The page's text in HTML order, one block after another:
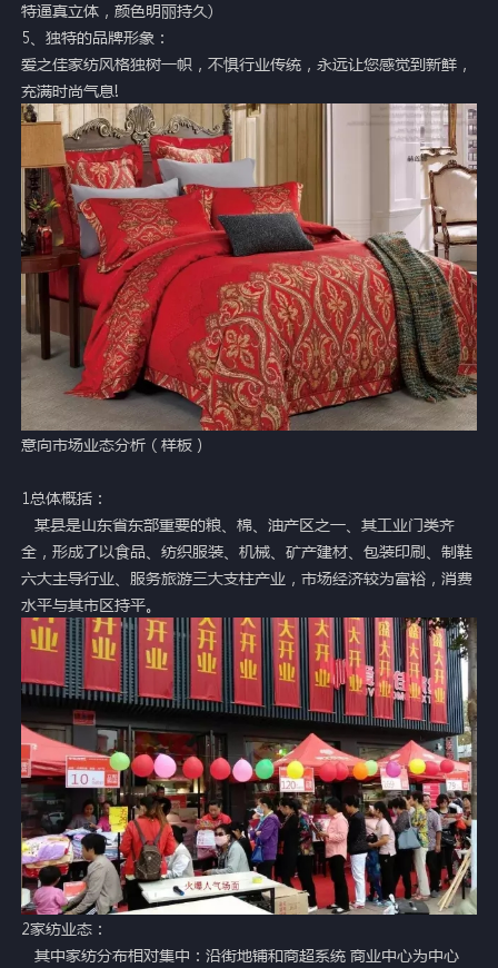
特逼真立体，颜色明丽持久)
5、独特的品牌形象：
爱之佳家纺风格独树一帜，不惧行业传统，永远让您感觉到新鲜，
充满时尚气息!
意向市场业态分析（样板）
1总体概括：
某县是山东省东部重要的粮、棉、油产区之一、其工业门类齐
全，形成了以食品、纺织服装、机械、矿产建材、包装印刷、制鞋
六大主导行业、服务旅游三大支柱产业，市场经济较为富裕，消费
水平与其市区持平。
2家纺业态：
其中家纺分布相对集中：沿街地铺和商超系统 商业中心为中心